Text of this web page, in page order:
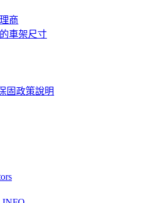
商
車架尺寸
固政策說明